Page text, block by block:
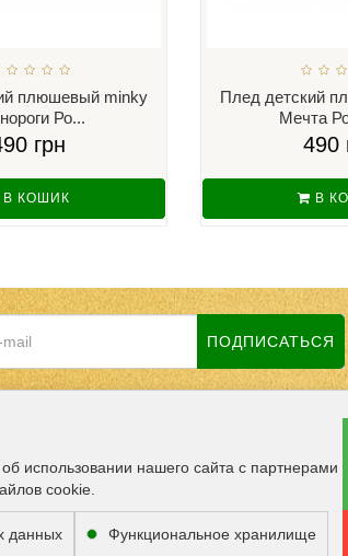
плюшевый minky
Ро...
грн
В КОШИК
Плед детский
Мечта
490
В
ПОДПИСАТЬСЯ
ОПЛАТЫ
использовании нашего сайта с партнерами
cookie.
данных Функциональное хранилище